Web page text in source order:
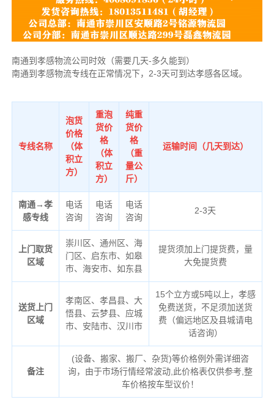
南通到孝感物流公司时效（需要几天-多久能到）
南通到孝感物流专线在正常情况下，2-3天可到达孝感各区域。
专线名称
泡货
价格
（体
积立
方）
重泡
货价
格
（体
积立
方）
纯重
货价
格
（重
量公
斤）
运输时间（几天到达）
南通→孝
感专线
电话
咨询
电话
咨询
电话
咨询
2-3天
上门取货
区域
崇川区、通州区、海
门区、启东市、如皋
市、海安市、如东县
提货须加上门提货费，量
大免提货费
送货上门
区域
孝南区、孝昌县、大
悟县、云梦县、应城
市、安陆市、汉川市
15个立方或5吨以上，孝感
免费送货，不足须加送货
费（偏远地区及县城请电
话咨询）
备注
(设备、搬家、搬厂、杂货)等价格例外需详细咨
询，由于市场行情经常波动,此价格表仅供参考,整
车价格按车型议价！